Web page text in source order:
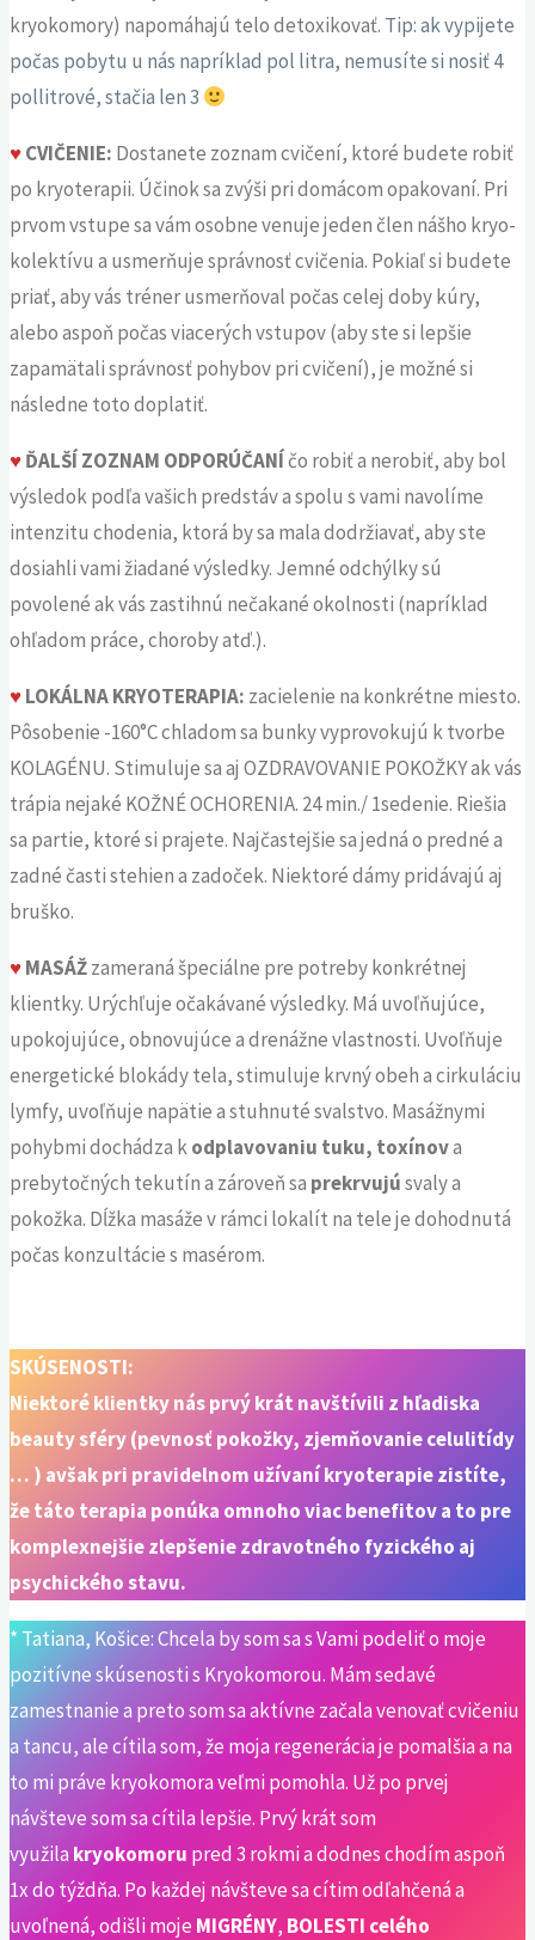
kryokomory) napomáhajú telo detoxikovať. Tip: ak vypijete
počas pobytu u nás napríklad pol litra, nemusíte si nosiť 4
pollitrové, stačia len 3
♥CVIČENIE: Dostanete zoznam cvičení, ktoré budete robiť
po kryoterapii. Účinok sa zvýši pri domácom opakovaní. Pri
prvom vstupe sa vám osobne venuje jeden člen nášho kryo-
kolektívu a usmerňuje správnosť cvičenia. Pokiaľ si budete
priať, aby vás tréner usmerňoval počas celej doby kúry,
alebo aspoň počas viacerých vstupov (aby ste si lepšie
zapamätali správnosť pohybov pri cvičení), je možné si
následne toto doplatiť.
♥ĎALŠÍ ZOZNAM ODPORÚČANÍčo robiť a nerobiť, aby bol
výsledok podľa vašich predstáv a spolu s vami navolíme
intenzitu chodenia, ktorá by sa mala dodržiavať, aby ste
dosiahli vami žiadané výsledky. Jemné odchýlky sú
povolené ak vás zastihnú nečakané okolnosti (napríklad
ohľadom práce, choroby atď.).
♥LOKÁLNA KRYOTERAPIA: zacielenie na konkrétne miesto.
Pôsobenie -160°C chladom sa bunky vyprovokujú k tvorbe
KOLAGÉNU. Stimuluje sa aj OZDRAVOVANIE POKOŽKY ak vás
trápia nejaké KOŽNÉ OCHORENIA. 24 min./ 1sedenie. Riešia
sa partie, ktoré si prajete. Najčastejšie sa jedná o predné a
zadné časti stehien a zadoček. Niektoré dámy pridávajú aj
bruško.
♥MASÁŽzameraná špeciálne pre potreby konkrétnej
klientky. Urýchľuje očakávané výsledky. Má uvoľňujúce,
upokojujúce, obnovujúce a drenážne vlastnosti. Uvoľňuje
energetické blokády tela, stimuluje krvný obeh a cirkuláciu
lymfy, uvoľňuje napätie a stuhnuté svalstvo. Masážnymi
pohybmi dochádza kodplavovaniu tuku, toxínova
prebytočných tekutín a zároveň sa prekrvujúsvaly a
pokožka. Dĺžka masáže v rámci lokalít na tele je dohodnutá
počas konzultácie s masérom.
SKÚSENOSTI:
Niektoré klientky nás prvý krát navštívili z hľadiska
beauty sféry (pevnosť pokožky, zjemňovanie celulitídy
… ) avšak pri pravidelnom užívaní kryoterapie zistíte,
že táto terapia ponúka omnoho viac benefitov a to pre
komplexnejšie zlepšenie zdravotného fyzického aj
psychického stavu.
* Tatiana, Košice: Chcela by som sa s Vami podeliť o moje
pozitívne skúsenosti s Kryokomorou. Mám sedavé
zamestnanie a preto som sa aktívne začala venovať cvičeniu
a tancu, ale cítila som, že moja regenerácia je pomalšia a na
to mi práve kryokomora veľmi pomohla. Už po prvej
návšteve som sa cítila lepšie. Prvý krát som
využila kryokomoru pred 3 rokmi a dodnes chodím aspoň
1x do týždňa. Po každej návšteve sa cítim odľahčená a
uvoľnená, odišli mojeMIGRÉNY, BOLESTI celého